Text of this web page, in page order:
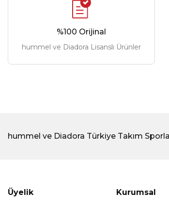
%100 Orijinal
hummel ve Diadora Lisanslı Ürünler
hummel ve Diadora Türkiye Takım
Üyelik Kurumsal